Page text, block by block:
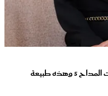
سر غياب مي كساب عن بوسترات المداح 5 وهذه طبيعة